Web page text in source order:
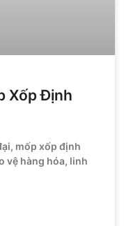
Xốp Định
mốp xốp định
vệ hàng hóa, linh